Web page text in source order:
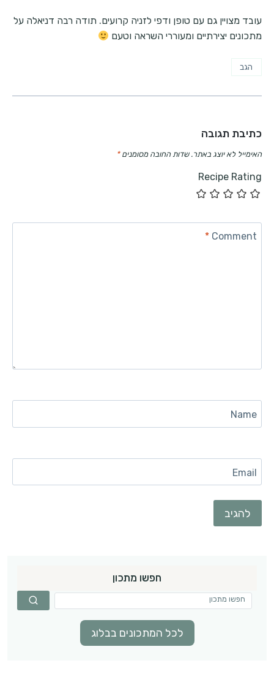
עובד מצויין גם עם טופן ודפי לזניה קרועים. תודה רבה דניאלה על
מתכונים יצירתיים ומעוררי השראה וטעם
הגב
כתיבת תגובה
האימייל לא יוצג באתר. שדות החובה מסומנים*
Recipe Rating
Comment
*
Name
Email
חפשו מתכון
לכל המתכונים בבלוג